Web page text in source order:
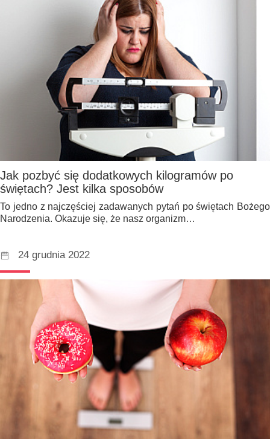
Jak pozbyć się dodatkowych kilogramów po
świętach? Jest kilka sposobów
To jedno z najczęściej zadawanych pytań po świętach Bożego
Narodzenia. Okazuje się, że nasz organizm…
24 grudnia 2022